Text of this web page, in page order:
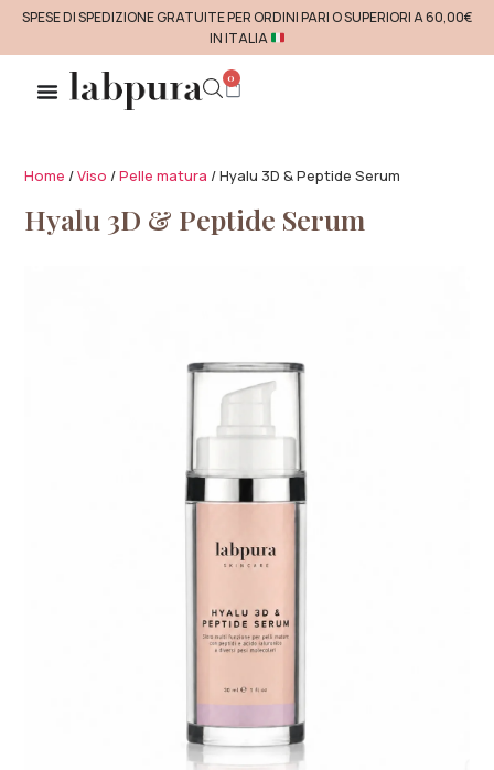
SPESE DI SPEDIZIONE GRATUITE PER ORDINI PARI O SUPERIORI A 60,00€
IN ITALIA
0
Home /Viso /Pelle matura / Hyalu 3D & Peptide Serum
Hyalu 3D & Peptide Serum